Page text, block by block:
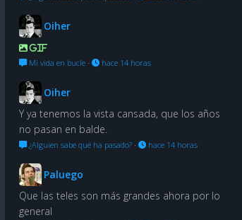
Oiher
GIF
Mi vida en bucle · hace 14 horas
Oiher
Y ya tenemos la vista cansada, que los años
no pasan en balde.
¿Alguien sabe qué ha pasado? · hace 14 horas
Paluego
Que las teles son más grandes ahora por lo
general